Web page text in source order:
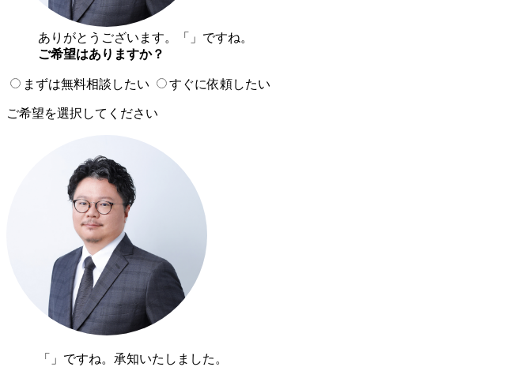
ありがとうございます。「
」ですね。
ご希望はありますか？
まずは無料相談したい すぐに依頼したい
ご希望を選択してください
「 」ですね。承知いたしました。